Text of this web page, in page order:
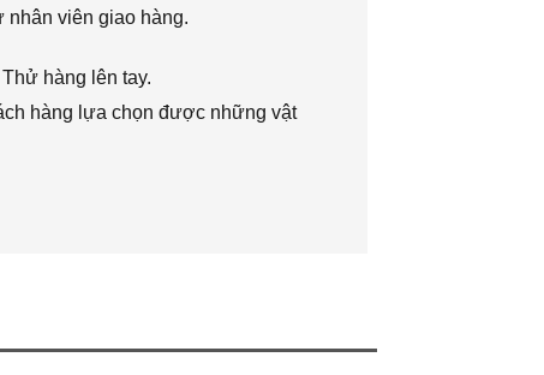
nhân viên giao hàng.
hàng lên tay.
hàng lựa chọn được những vật